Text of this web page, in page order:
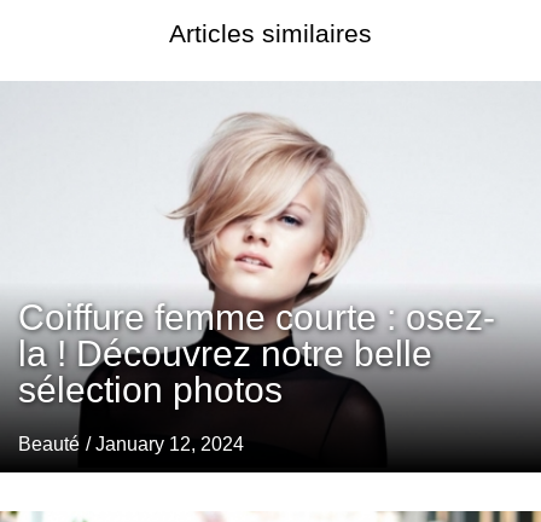
Articles similaires
Coiffure femme courte : osez-
la ! Découvrez notre belle
sélection photos
Beauté / January 12, 2024